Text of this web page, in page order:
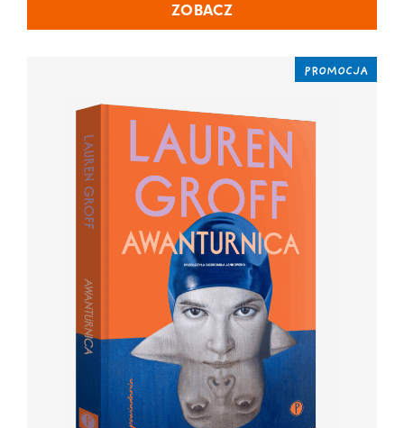
ZOBACZ
PROMOCJA